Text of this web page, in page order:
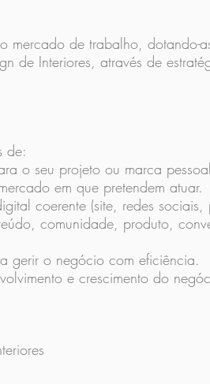
de trabalho, dotando-
de Interiores, através de
de:
o seu projeto ou marca
em que pretendem atuar.
coerente (site, redes sociais,
comunidade, produto,
gerir o negócio com eficiência.
e crescimento do